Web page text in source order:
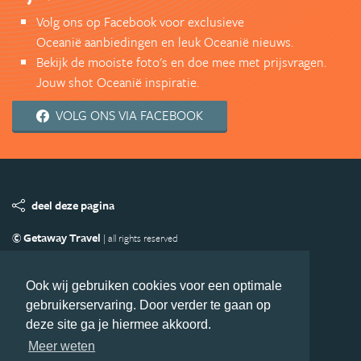
Ook wij gebruiken cookies voor een optimale
gebruikerservaring. Door verder te gaan op
deze site ga je hiermee akkoord.
Meer weten
Volg ons op Facebook voor exclusieve
Oceanië aanbiedingen en leuk Oceanië nieuws.
Bekijk de mooiste foto's en doe mee met prijsvragen.
Jouw shot Oceanië inspiratie.
VOLG ONS VIA FACEBOOK
deel deze pagina
© Getaway Travel | all rights reserved
Copyright
Privacy statement Disclaimer
Cookies
Volg Oceanie.nl
Nieuwsbrief
Facebook